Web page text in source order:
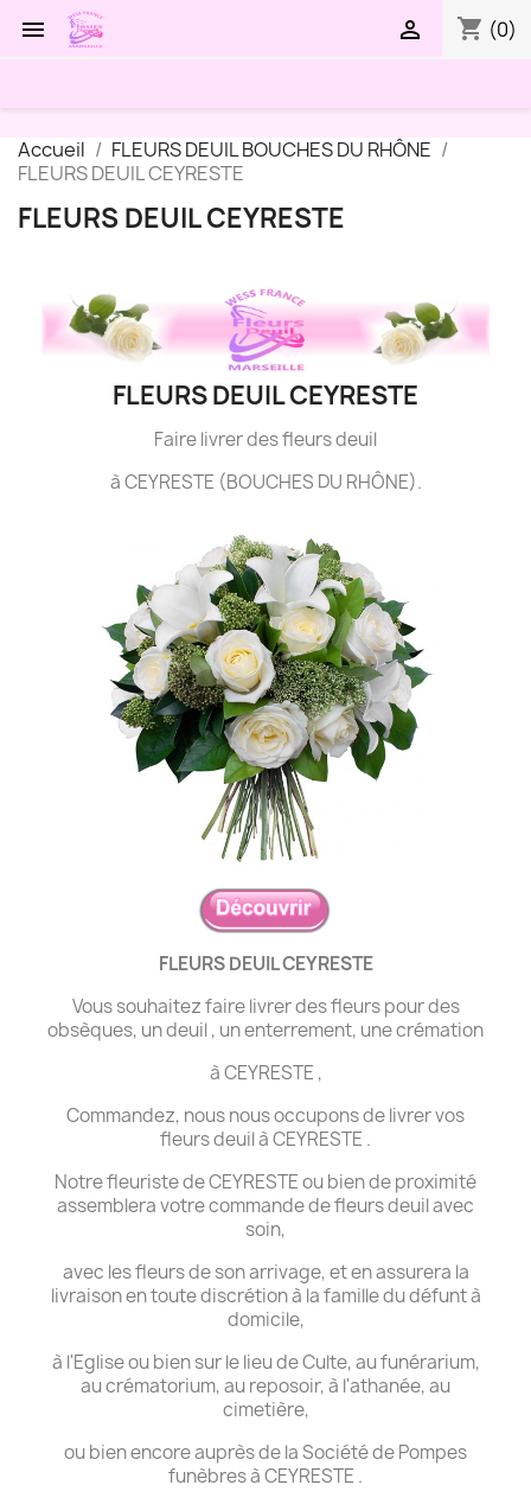
 shopping_cart (0)

Accueil
FLEURS DEUIL BOUCHES DU RHÔNE
FLEURS DEUIL CEYRESTE
FLEURS DEUIL CEYRESTE
FLEURS DEUIL CEYRESTE
Faire livrer des fleurs deuil
à CEYRESTE (BOUCHES DU RHÔNE).
FLEURS DEUIL CEYRESTE
Vous souhaitez faire livrer des fleurs pour des
obsèques, un deuil , un enterrement, une crémation
à CEYRESTE ,
Commandez, nous nous occupons de livrer vos
fleurs deuil à CEYRESTE .
Notre fleuriste de CEYRESTE ou bien de proximité
assemblera votre commande de fleurs deuil avec
soin,
avec les fleurs de son arrivage, et en assurera la
livraison en toute discrétion à la famille du défunt à
domicile,
à l'Eglise ou bien sur le lieu de Culte, au funérarium,
au crématorium, au reposoir, à l'athanée, au
cimetière,
ou bien encore auprès de la Société de Pompes
funèbres à CEYRESTE .